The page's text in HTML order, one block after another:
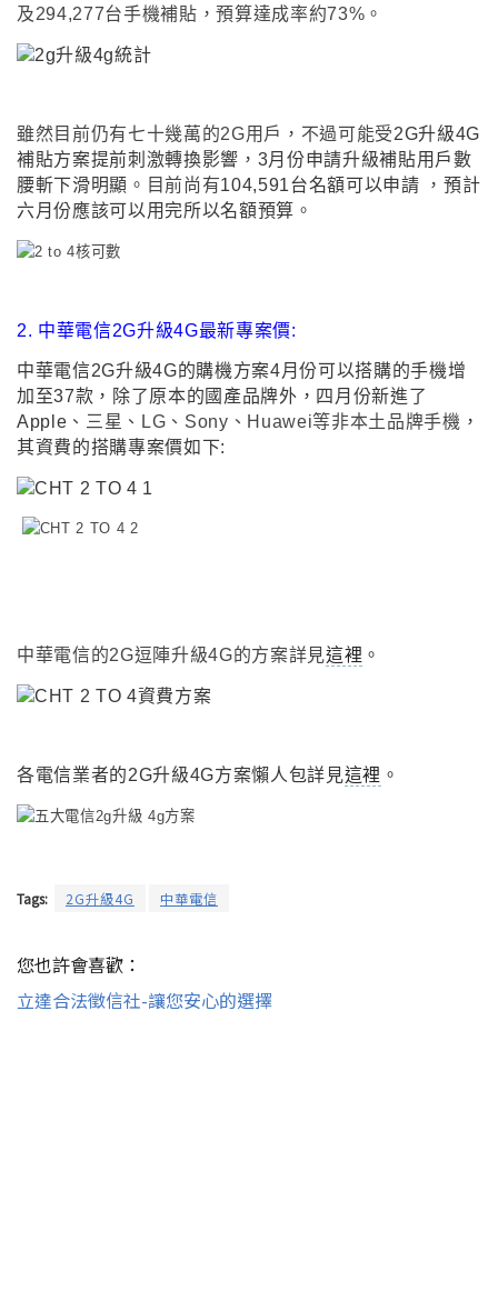
及294,277台手機補貼 ，預算達成率約73% 。
雖然目前仍有七十幾萬的2G用戶 ， 不過可能受2G升級4G
補貼方案提前刺激轉換影響 ， 3月份申請升級補貼用戶數
腰斬下滑明顯 。目前尚有104,591台名額可以申請 ，預計
六月份應該可以用完所以名額預算 。
2. 中華電信2G升級4G最新專案價:
中華電信2G升級4G的購機方案4月份可以搭購的手機增
加至37款 ， 除了原本的國產品牌外 ， 四月份新進了
Apple 、三星、LG、Sony 、Huawei等非本土品牌手機 ，
其資費的搭購專案價如下:
中華電信的2G逗陣升級4G的方案詳見這裡 。
各電信業者的2G升級4G方案懶人包詳見這裡 。
Tags: 2G升級4G 中華電信
您也許會喜歡：
立達合法徵信社-讓您安心的選擇